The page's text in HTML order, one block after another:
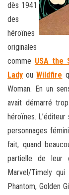
dès 1941
des
héroïnes
originales
comme USA the
Lady ouWildfire
Woman. En un
avait démarré
héroïnes.
personnages
fait, quand
partielle de leur
Marvel/Timely
Phantom, Golden